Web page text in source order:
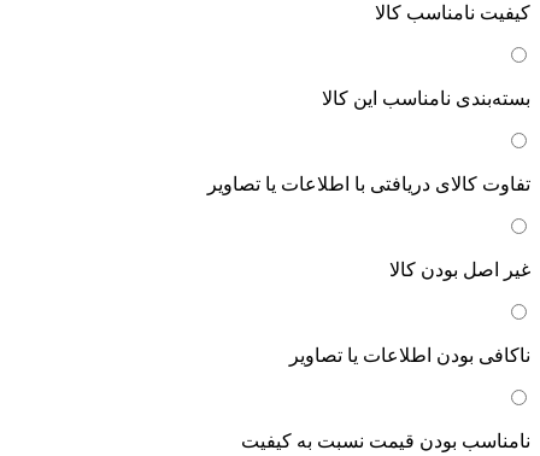
کیفیت نامناسب کالا
بسته‌بندی نامناسب این کالا
تفاوت کالای دریافتی با اطلاعات یا تصاویر
غیر اصل بودن کالا
ناکافی بودن اطلاعات یا تصاویر
نامناسب بودن قیمت نسبت به کیفیت